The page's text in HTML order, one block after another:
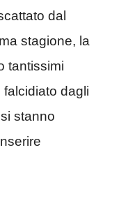
dal
stagione, la
tantissimi
dagli
stanno